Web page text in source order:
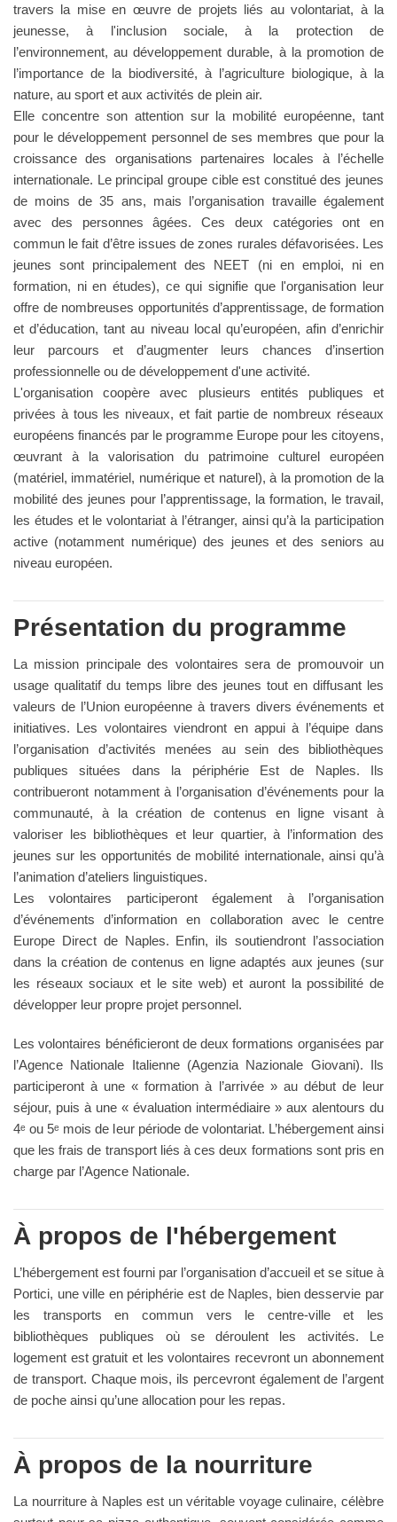
travers la mise en œuvre de projets liés au volontariat, à la
jeunesse, à l'inclusion sociale, à la protection de
l’environnement, au développement durable, à la promotion de
l’importance de la biodiversité, à l’agriculture biologique, à la
nature, au sport et aux activités de plein air.
Elle concentre son attention sur la mobilité européenne, tant
pour le développement personnel de ses membres que pour la
croissance des organisations partenaires locales à l’échelle
internationale. Le principal groupe cible est constitué des jeunes
de moins de 35 ans, mais l’organisation travaille également
avec des personnes âgées. Ces deux catégories ont en
commun le fait d’être issues de zones rurales défavorisées. Les
jeunes sont principalement des NEET (ni en emploi, ni en
formation, ni en études), ce qui signifie que l'organisation leur
offre de nombreuses opportunités d’apprentissage, de formation
et d’éducation, tant au niveau local qu’européen, afin d’enrichir
leur parcours et d’augmenter leurs chances d’insertion
professionnelle ou de développement d'une activité.
L'organisation coopère avec plusieurs entités publiques et
privées à tous les niveaux, et fait partie de nombreux réseaux
européens financés par le programme Europe pour les citoyens,
œuvrant à la valorisation du patrimoine culturel européen
(matériel, immatériel, numérique et naturel), à la promotion de la
mobilité des jeunes pour l’apprentissage, la formation, le travail,
les études et le volontariat à l’étranger, ainsi qu’à la participation
active (notamment numérique) des jeunes et des seniors au
niveau européen.
Présentation du programme
La mission principale des volontaires sera de promouvoir un
usage qualitatif du temps libre des jeunes tout en diffusant les
valeurs de l’Union européenne à travers divers événements et
initiatives. Les volontaires viendront en appui à l’équipe dans
l’organisation d’activités menées au sein des bibliothèques
publiques situées dans la périphérie Est de Naples. Ils
contribueront notamment à l’organisation d’événements pour la
communauté, à la création de contenus en ligne visant à
valoriser les bibliothèques et leur quartier, à l’information des
jeunes sur les opportunités de mobilité internationale, ainsi qu’à
l’animation d’ateliers linguistiques.
Les volontaires participeront également à l’organisation
d’événements d’information en collaboration avec le centre
Europe Direct de Naples. Enfin, ils soutiendront l’association
dans la création de contenus en ligne adaptés aux jeunes (sur
les réseaux sociaux et le site web) et auront la possibilité de
développer leur propre projet personnel.
Les volontaires bénéficieront de deux formations organisées par
l’Agence Nationale Italienne (Agenzia Nazionale Giovani). Ils
participeront à une « formation à l’arrivée » au début de leur
séjour, puis à une « évaluation intermédiaire » aux alentours du
4ᵉ ou 5ᵉ mois de leur période de volontariat. L’hébergement ainsi
que les frais de transport liés à ces deux formations sont pris en
charge par l’Agence Nationale.
À propos de l'hébergement
L’hébergement est fourni par l’organisation d’accueil et se situe à
Portici, une ville en périphérie est de Naples, bien desservie par
les transports en commun vers le centre-ville et les
bibliothèques publiques où se déroulent les activités. Le
logement est gratuit et les volontaires recevront un abonnement
de transport. Chaque mois, ils percevront également de l’argent
de poche ainsi qu’une allocation pour les repas.
À propos de la nourriture
La nourriture à Naples est un véritable voyage culinaire, célèbre